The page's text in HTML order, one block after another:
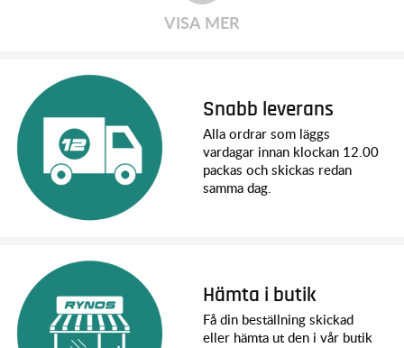
VISA MER
Snabb leverans
Alla ordrar som läggs
vardagar innan klockan 12.00
packas och skickas redan
samma dag.
Hämta i butik
Få din beställning skickad
eller hämta ut den i vår butik